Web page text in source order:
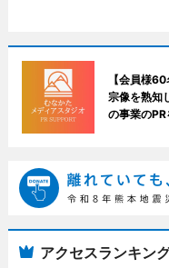
【会員様60
宗像を熟知
の事業の
アクセスランキン